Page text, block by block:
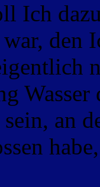
Ich
den
sein, an